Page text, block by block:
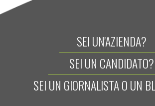
SEI UN'AZIENDA?
SEI UN CANDIDATO?
SEI UN GIORNALISTA O UN